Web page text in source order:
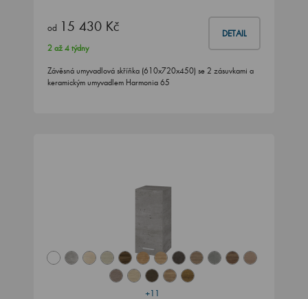
od 15 430 Kč DETAIL
2 až 4 týdny
Závěsná umyvadlová skříňka (610x720x450) se 2 zásuvkami a
keramickým umyvadlem Harmonia 65
+11